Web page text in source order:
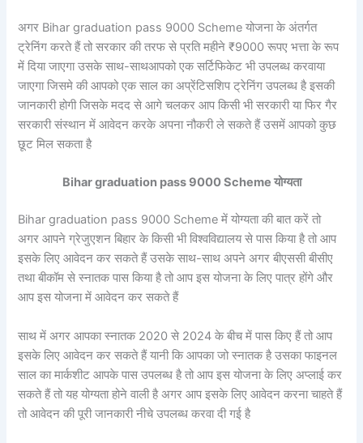
अगर Bihar graduation pass 9000 Scheme योजना के अंतर्गत
ट्रेनिंग करते हैं तो सरकार की तरफ से प्रति महीने ₹9000 रूपए भत्ता के रूप
में दिया जाएगा उसके साथ-साथआपको एक सर्टिफिकेट भी उपलब्ध करवाया
जाएगा जिसमे की आपको एक साल का अप्रेंटिसशिप ट्रेनिंग उपलब्ध है इसकी
जानकारी होगी जिसके मदद से आगे चलकर आप किसी भी सरकारी या फिर गैर
सरकारी संस्थान में आवेदन करके अपना नौकरी ले सकते हैं उसमें आपको कुछ
छूट मिल सकता है
Bihar graduation pass 9000 Scheme योग्यता
Bihar graduation pass 9000 Scheme में योग्यता की बात करें तो
अगर आपने ग्रेजुएशन बिहार के किसी भी विश्वविद्यालय से पास किया है तो आप
इसके लिए आवेदन कर सकते हैं उसके साथ-साथ अपने अगर बीएससी बीसीए
तथा बीकॉम से स्नातक पास किया है तो आप इस योजना के लिए पात्र होंगे और
आप इस योजना में आवेदन कर सकते हैं
साथ में अगर आपका स्नातक 2020 से 2024 के बीच में पास किए हैं तो आप
इसके लिए आवेदन कर सकते हैं यानी कि आपका जो स्नातक है उसका फाइनल
साल का मार्कशीट आपके पास उपलब्ध है तो आप इस योजना के लिए अप्लाई कर
सकते हैं तो यह योग्यता होने वाली है अगर आप इसके लिए आवेदन करना चाहते हैं
तो आवेदन की पूरी जानकारी नीचे उपलब्ध करवा दी गई है